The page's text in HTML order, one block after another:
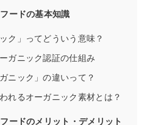
ードの基本知識
ク」ってどういう意味？
ガニック認証の仕組み
ニック」の違いって？
れるオーガニック素材とは？
ードのメリット・デメリット